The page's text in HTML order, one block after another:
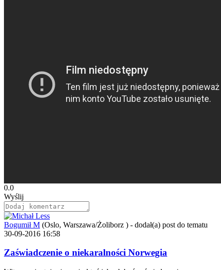
0.0
Wyślij
Bogumił M (Oslo, Warszawa/Żoliborz ) - dodał(a) post do tematu
30-09-2016 16:58
Zaświadczenie o niekaralności Norwegia